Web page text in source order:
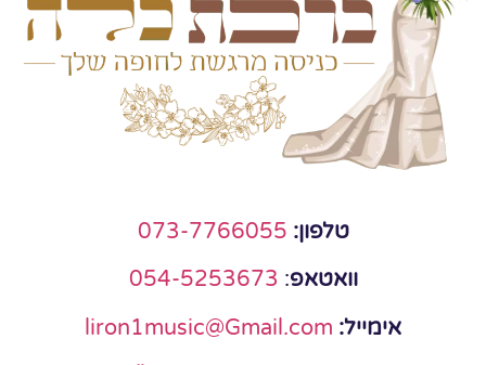
טלפון: 073-7766055
וואטאפ:
054-5253673
אימייל: liron1music@Gmail.com